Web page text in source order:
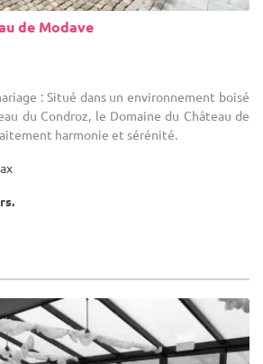
de Modave
: Situé dans un environnement boisé
du Condroz, le Domaine du Château de
harmonie et sérénité.